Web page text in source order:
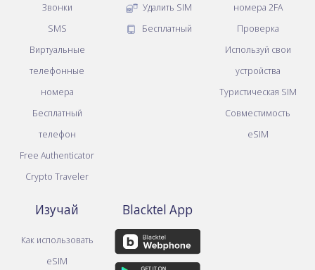
Звонки
SMS
Виртуальные
телефонные
номера
Бесплатный
телефон
Free Authenticator
Crypto Traveler
Удалить SIM
Бесплатный
номера 2FA
Проверка
Используй свои
устройства
Туристическая SIM
Совместимость
eSIM
Изучай
Как использовать
eSIM
Blacktel App